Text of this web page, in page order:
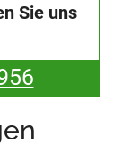
Sie uns